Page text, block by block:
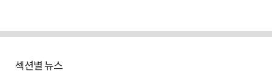
섹션별 뉴스